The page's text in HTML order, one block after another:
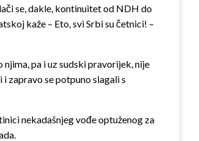
se, dakle, kontinuitet od NDH do
kaže – Eto, svi Srbi su četnici! –
pa i uz sudski pravorijek, nije
zapravo se potpuno slagali s
nekadašnjeg vođe optuženog za